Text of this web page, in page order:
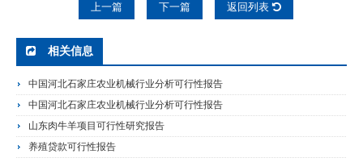
上一篇 下一篇 返回列表
相关信息
中国河北石家庄农业机械行业分析可行性报告
中国河北石家庄农业机械行业分析可行性报告
山东肉牛羊项目可行性研究报告
养殖贷款可行性报告